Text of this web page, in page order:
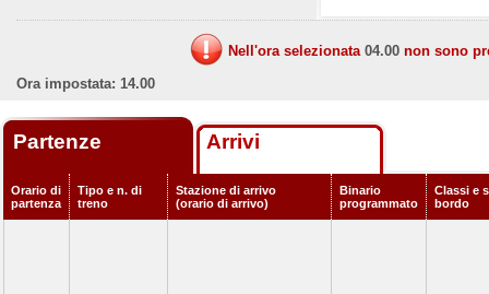
Nell'ora selezionata 04.00 non sono
Ora impostata: 14.00
Partenze Arrivi
Orario di
partenza
Tipo e n. di
treno
Stazione di arrivo
(orario di arrivo)
Binario
programmato
Classi e
bordo